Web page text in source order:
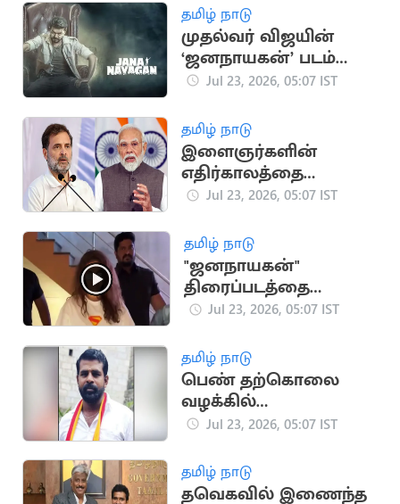
தமிழ் நாடு
முதல்வர் விஜயின்
‘ஜனநாயகன்’ படம்
எப்படியிருக்கு? திரை
Jul 23, 2026, 05:07 IST
தமிழ் நாடு
இளைஞர்களின்
எதிர்காலத்தை
சிதைத்தவர் பிரதமர் -
Jul 23, 2026, 05:07 IST
தமிழ் நாடு
"ஜனநாயகன்"
திரைப்படத்தை
கணவருடன் பார்த்த
Jul 23, 2026, 05:07 IST
தமிழ் நாடு
பெண் தற்கொலை
வழக்கில்
தலைமறைவாக
பிரமுகர் கைது
Jul 23, 2026, 05:07 IST
தமிழ் நாடு
தவெகவில் இணைந்த